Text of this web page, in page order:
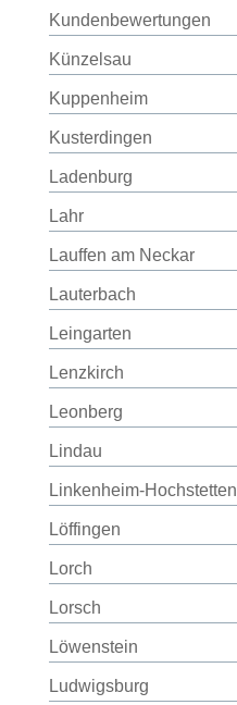
Kundenbewertungen
Künzelsau
Kuppenheim
Kusterdingen
Ladenburg
Lahr
Lauffen am Neckar
Lauterbach
Leingarten
Lenzkirch
Leonberg
Lindau
Linkenheim-Hochstetten
Löffingen
Lorch
Lorsch
Löwenstein
Ludwigsburg